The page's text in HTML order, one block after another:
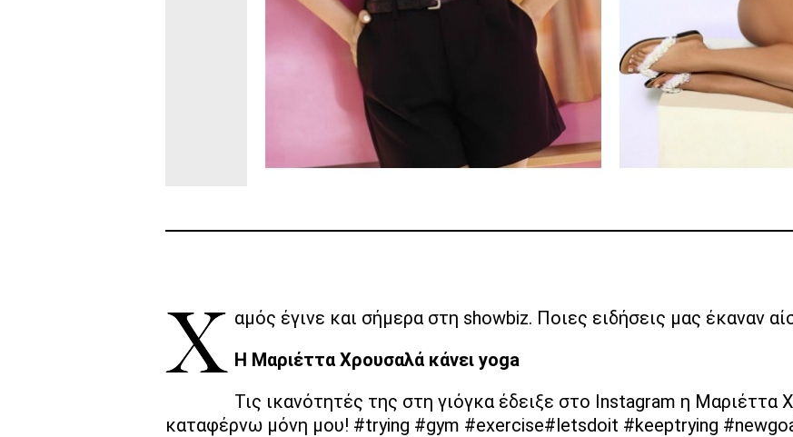
Χαμός έγινε και σήμερα στη showbiz. Ποιες ειδήσεις μας έκαναν
H Μαριέττα Χρουσαλά κάνει yoga
Τις ικανότητές της στη γιόγκα έδειξε στο Instagram η Μαριέττα
καταφέρνω μόνη μου! #trying #gym #exercise#letsdoit #keeptrying